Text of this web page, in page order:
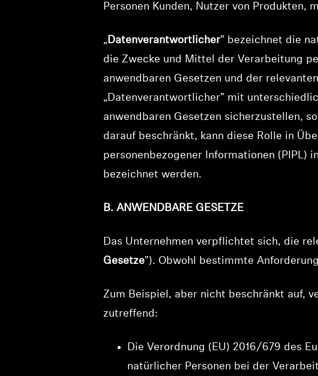
Personen Kunden, Nutzer von Produkten,
„Datenverantwortlicher" bezeichnet die
die Zwecke und Mittel der Verarbeitung
anwendbaren Gesetzen und der
„Datenverantwortlicher" mit
anwendbaren Gesetzen sicherzustellen,
darauf beschränkt, kann diese Rolle in
personenbezogener Informationen (PIPL)
bezeichnet werden.
B. ANWENDBARE GESETZE
Das Unternehmen verpflichtet sich, die
Gesetze"). Obwohl bestimmte
Zum Beispiel, aber nicht beschränkt auf,
zutreffend:
Die Verordnung (EU) 2016/679 des
natürlicher Personen bei der